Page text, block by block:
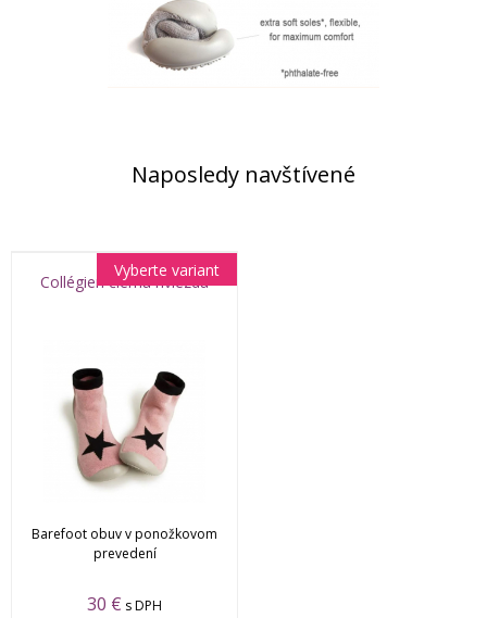
Naposledy navštívené
Collégien čierna hviezda
Barefoot obuv v ponožkovom
prevedení
30 € s DPH
Vyberte variant